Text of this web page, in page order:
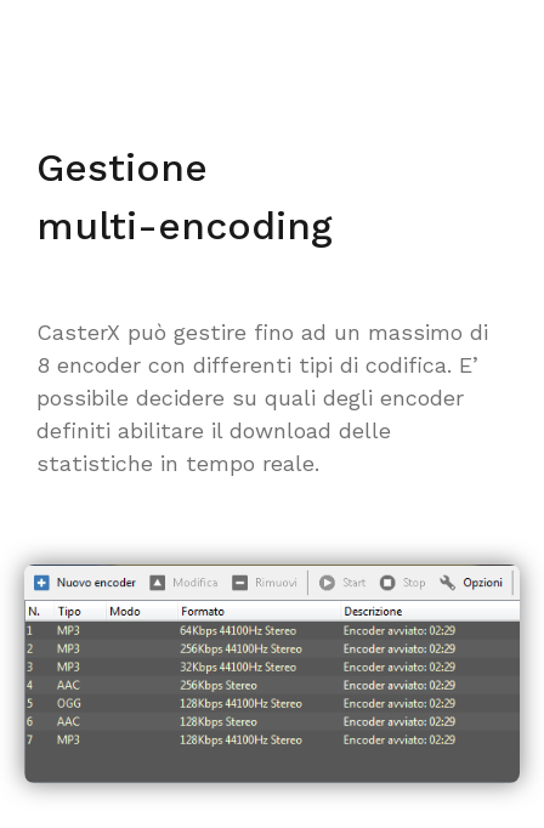
Gestione
multi-encoding
CasterX può gestire fino ad un massimo di
8 encoder con differenti tipi di codifica. E’
possibile decidere su quali degli encoder
definiti abilitare il download delle
statistiche in tempo reale.